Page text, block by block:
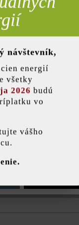
kvalitného plastu a dá
možnú funkčnosť...
Povoliť všetky
návštevník,
energií
všetky
2026 budú
vo
vášho